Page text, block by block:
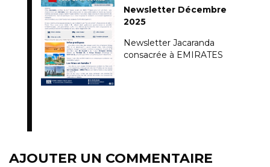
Newsletter Décembre
2025
Newsletter Jacaranda
consacrée à EMIRATES
AJOUTER UN COMMENTAIRE